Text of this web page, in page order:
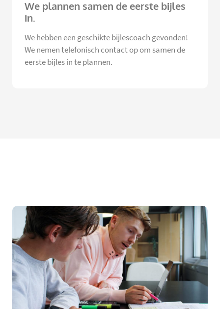
We plannen samen de eerste bijles
in.
We hebben een geschikte bijlescoach gevonden!
We nemen telefonisch contact op om samen de
eerste bijles in te plannen.